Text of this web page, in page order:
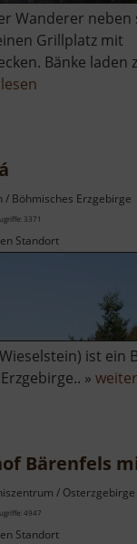
Wanderer neben
Grillplatz mit
Bänke laden
/ Böhmisches Erzgebirge
3371
Standort
ist ein
»
Bärenfels
/ Osterzgebirge
4947
Standort